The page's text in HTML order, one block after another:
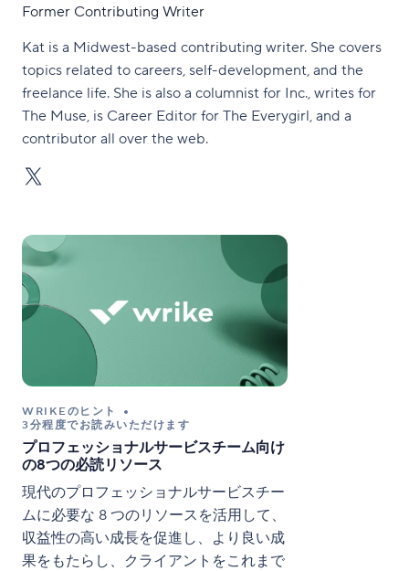
Former Contributing Writer
Kat is a Midwest-based contributing writer. She covers
topics related to careers, self-development, and the
freelance life. She is also a columnist for Inc., writes for
The Muse, is Career Editor for The Everygirl, and a
contributor all over the web.
WRIKEのヒント
3分程度でお読みいただけます
プロフェッショナルサービスチーム向け
の8つの必読リソース
現代のプロフェッショナルサービスチー
ムに必要な 8 つのリソースを活用して、
収益性の高い成長を促進し、より良い成
果をもたらし、クライアントをこれまで